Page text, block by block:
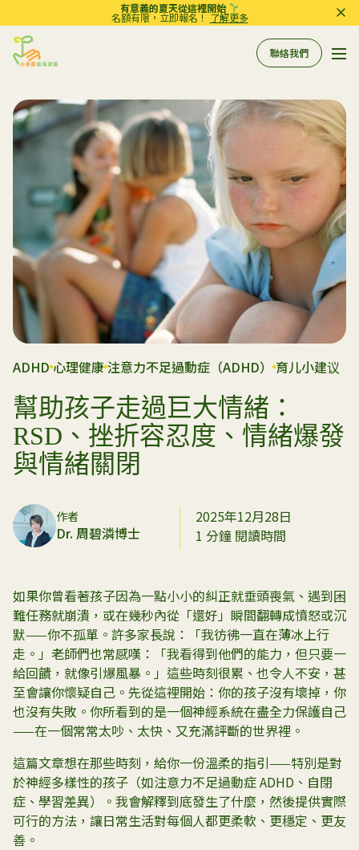
有意義的夏天從這裡開始
名額有限，立即報名！了解更多
Sprout in Motion 聯絡我們
關於我們
所有服務
服務
評估
到校支援服務
常規工作坊
相關資訊
參考資料
ADHD心理健康注意力不足過動症（ADHD）育儿小建议
幫助孩子走過巨大情緒：
RSD、挫折容忍度、情緒爆發
與情緒關閉
作者
Dr. 周碧潾博士
2025年12月28日
1 分鐘 閱讀時間
如果你曾看著孩子因為一點小小的糾正就垂頭喪氣、遇到困
難任務就崩潰，或在幾秒內從「還好」瞬間翻轉成憤怒或沉
默——你不孤單。許多家長說：「我彷彿一直在薄冰上行
走。」老師們也常感嘆：「我看得到他們的能力，但只要一
給回饋，就像引爆風暴。」這些時刻很累、也令人不安，甚
至會讓你懷疑自己。先從這裡開始：你的孩子沒有壞掉，你
也沒有失敗。你所看到的是一個神經系統在盡全力保護自己
——在一個常常太吵、太快、又充滿評斷的世界裡。
這篇文章想在那些時刻，給你一份溫柔的指引——特別是對
於神經多樣性的孩子（如注意力不足過動症 ADHD、自閉
症、學習差異）。我會解釋到底發生了什麼，然後提供實際
可行的方法，讓日常生活對每個人都更柔軟、更穩定、更友
善。